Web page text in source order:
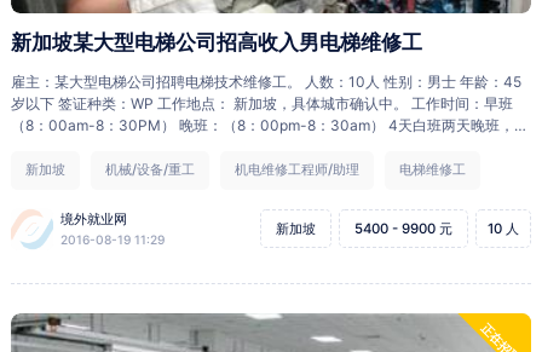
新加坡某大型电梯公司招高收入男电梯维修工
雇主：某大型电梯公司招聘电梯技术维修工。 人数：10人 性别：男士 年龄：45
岁以下 签证种类：WP 工作地点： 新加坡，具体城市确认中。 工作时间：早班
（8：00am-8：30PM） 晚班：（8：00pm-8：30am） 4天白班两天晚班，依
服务态度好。 住宿：提供 餐补：无 周休：1天（周六或周日） 薪水/月：底薪110
的加班，工人必须要加班）第一个月为公司培训期，没有加班。 往返机票：雇主
支付。 综合收入：2000新币或更高。 收费：26000RMB 简历要求：中英文，简
历，英文简历里要英语的自我介绍，并附带“电梯维修证”。 面试时间：随时 面试
新加坡 机械/设备/重工 机电维修工程师/助理 电梯维修工
境外就业网
2016-08-19 11:29
新加坡 5400 - 9900 元 10 人
正在招聘